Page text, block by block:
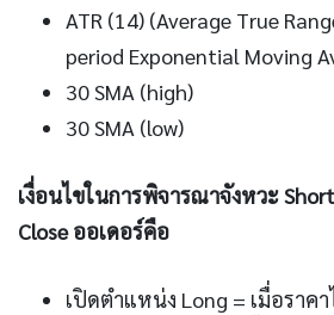
ATR (14) (Average True
period Exponential Moving
30 SMA (high)
30 SMA (low)
เงื่อนไขในการพิจารณาจังหวะ
Close ออเดอร์คือ
เปิดตำแหน่ง Long = เมื่อราค